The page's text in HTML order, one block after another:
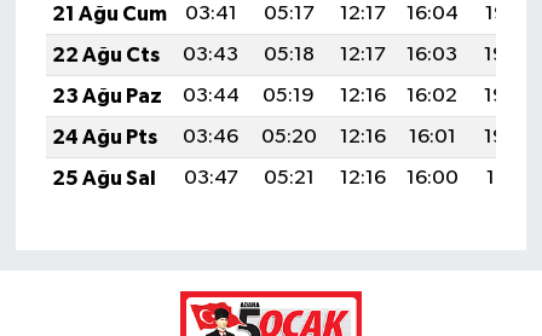
21 Ağu Cum 03:41 05:17 12:17 16:04
19:07
22 Ağu Cts
03:43 05:18 12:17 16:03
19:06
23 Ağu Paz
03:44 05:19 12:16 16:02
19:04
24 Ağu Pts
03:46 05:20 12:16 16:01
19:03
25 Ağu Sal
03:47 05:21 12:16 16:00 19:01